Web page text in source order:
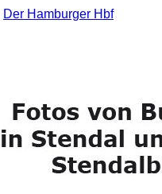
Der Hamburger Hbf